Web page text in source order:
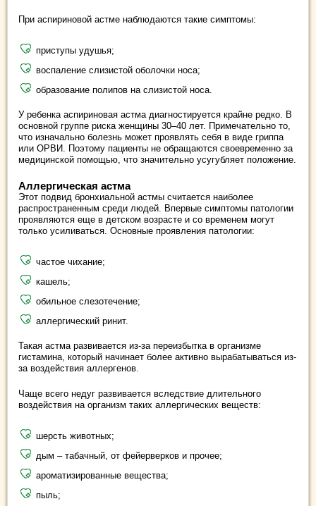
При аспириновой астме наблюдаются такие симптомы:
приступы удушья;
воспаление слизистой оболочки носа;
образование полипов на слизистой носа.
У ребенка аспириновая астма диагностируется крайне редко. В
основной группе риска женщины 30–40 лет. Примечательно то,
что изначально болезнь может проявлять себя в виде гриппа
или ОРВИ. Поэтому пациенты не обращаются своевременно за
медицинской помощью, что значительно усугубляет положение.
Аллергическая астма
Этот подвид бронхиальной астмы считается наиболее
распространенным среди людей. Впервые симптомы патологии
проявляются еще в детском возрасте и со временем могут
только усиливаться. Основные проявления патологии:
частое чихание;
кашель;
обильное слезотечение;
аллергический ринит.
Такая астма развивается из-за переизбытка в организме
гистамина, который начинает более активно вырабатываться из-
за воздействия аллергенов.
Чаще всего недуг развивается вследствие длительного
воздействия на организм таких аллергических веществ:
шерсть животных;
дым – табачный, от фейерверков и прочее;
ароматизированные вещества;
пыль;